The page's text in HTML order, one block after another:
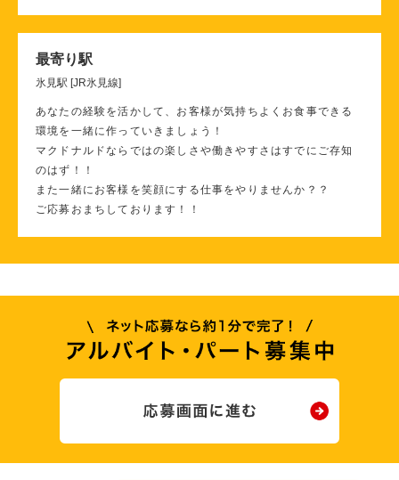
最寄り駅
氷見駅 [JR氷見線]
あなたの経験を活かして、お客様が気持ちよくお食事できる
環境を一緒に作っていきましょう！
マクドナルドならではの楽しさや働きやすさはすでにご存知
のはず！！
また一緒にお客様を笑顔にする仕事をやりませんか？？
ご応募おまちしております！！